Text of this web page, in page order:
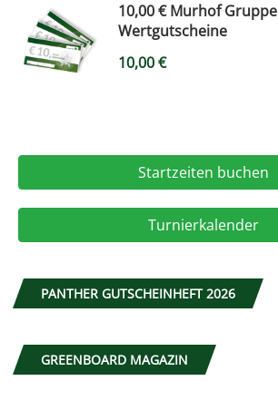
10,00 € Murhof Gruppe
Wertgutscheine
10,00€
Startzeiten buchen
Turnierkalender
PANTHER GUTSCHEINHEFT 2026
GREENBOARD MAGAZIN